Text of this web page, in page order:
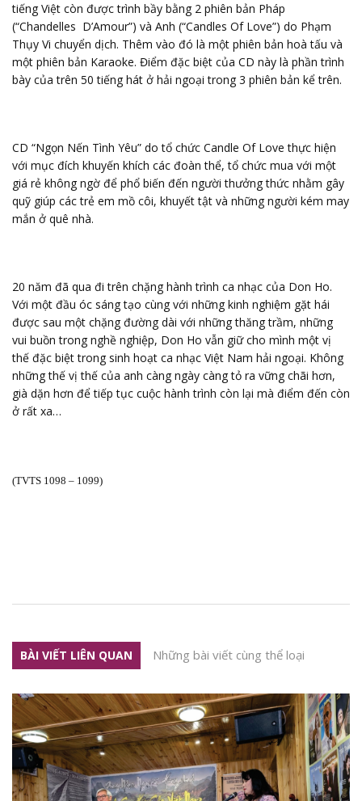
tiếng Việt còn được trình bầy bằng 2 phiên bản Pháp
(“Chandelles D’Amour”) và Anh (“Candles Of Love”) do Phạm
Thụy Vi chuyển dịch. Thêm vào đó là một phiên bản hoà tấu và
một phiên bản Karaoke. Điểm đặc biệt của CD này là phần trình
bày của trên 50 tiếng hát ở hải ngoại trong 3 phiên bản kể trên.
CD “Ngọn Nến Tình Yêu” do tổ chức Candle Of Love thực hiện
với mục đích khuyến khích các đoàn thể, tổ chức mua với một
giá rẻ không ngờ để phổ biến đến người thưởng thức nhằm gây
quỹ giúp các trẻ em mồ côi, khuyết tật và những người kém may
mắn ở quê nhà.
20 năm đã qua đi trên chặng hành trình ca nhạc của Don Ho.
Với một đầu óc sáng tạo cùng với những kinh nghiệm gặt hái
được sau một chặng đường dài với những thăng trầm, những
vui buồn trong nghề nghiệp, Don Ho vẫn giữ cho mình một vị
thế đặc biệt trong sinh hoạt ca nhạc Việt Nam hải ngoại. Không
những thế vị thế của anh càng ngày càng tỏ ra vững chãi hơn,
già dặn hơn để tiếp tục cuộc hành trình còn lại mà điểm đến còn
ở rất xa…
(TVTS 1098 – 1099)
BÀI VIẾT LIÊN QUAN Những bài viết cùng thể loại